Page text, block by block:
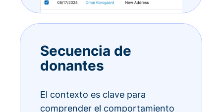
Secuencia de
donantes
El contexto es clave para
comprender el comportamiento